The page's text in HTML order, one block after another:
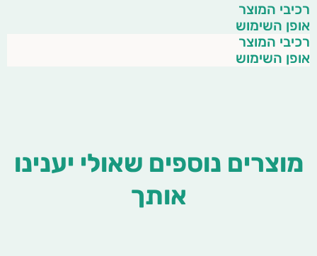
רכיבי המוצר
אופן השימוש
רכיבי המוצר
אופן השימוש
מוצרים נוספים שאולי יענינו
אותך